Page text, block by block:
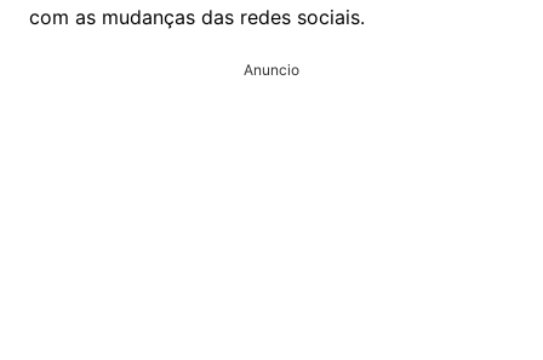
com as mudanças das redes sociais.
Anuncio